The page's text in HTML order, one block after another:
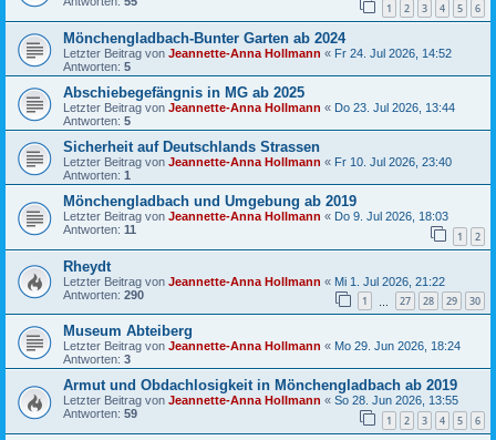
1 2 3 4 5 6
Mönchengladbach-Bunter Garten ab 2024
Letzter Beitrag von Jeannette-Anna Hollmann « Fr 24. Jul 2026, 14:52
Antworten: 5
Abschiebegefängnis in MG ab 2025
Letzter Beitrag von Jeannette-Anna Hollmann « Do 23. Jul 2026, 13:44
Antworten: 5
Sicherheit auf Deutschlands Strassen
Letzter Beitrag von Jeannette-Anna Hollmann « Fr 10. Jul 2026, 23:40
Antworten: 1
Mönchengladbach und Umgebung ab 2019
Letzter Beitrag von Jeannette-Anna Hollmann « Do 9. Jul 2026, 18:03
Antworten: 11 1 2
Rheydt
Letzter Beitrag von Jeannette-Anna Hollmann « Mi 1. Jul 2026, 21:22
Antworten: 290 1 27 28 29 30
Museum Abteiberg
Letzter Beitrag von Jeannette-Anna Hollmann « Mo 29. Jun 2026, 18:24
Antworten: 3
Armut und Obdachlosigkeit in Mönchengladbach ab 2019
Letzter Beitrag von Jeannette-Anna Hollmann « So 28. Jun 2026, 13:55
Antworten: 59 1 2 3 4 5 6